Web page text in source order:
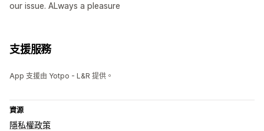
our issue. ALways a pleasure
支援服務
App 支援由 Yotpo - L&R 提供。
資源
隱私權政策